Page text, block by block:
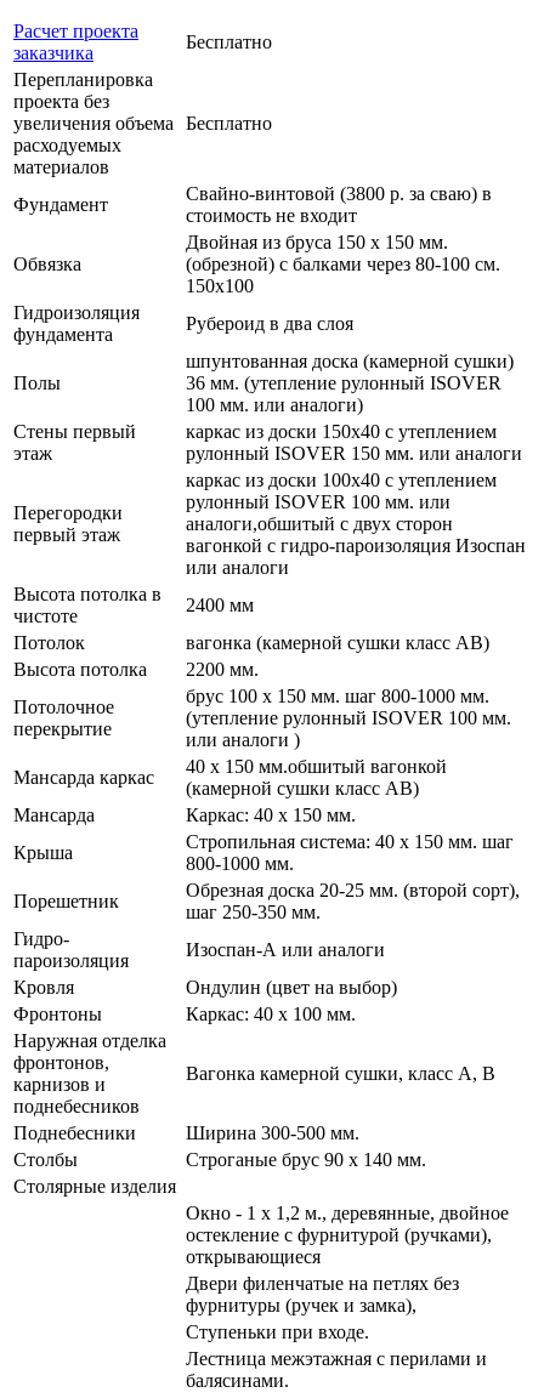
Расчет проекта
заказчика
Бесплатно
Перепланировка
проекта без
увеличения объема
расходуемых
материалов
Бесплатно
Фундамент
Свайно-винтовой (3800 р. за сваю) в
стоимость не входит
Обвязка
Двойная из бруса 150 х 150 мм.
(обрезной) с балками через 80-100 см.
150х100
Гидроизоляция
фундамента
Рубероид в два слоя
Полы
шпунтованная доска (камерной сушки)
36 мм. (утепление рулонный ISOVER
100 мм. или аналоги)
Стены первый
этаж
каркас из доски 150х40 с утеплением
рулонный ISOVER 150 мм. или аналоги
Перегородки
первый этаж
каркас из доски 100х40 с утеплением
рулонный ISOVER 100 мм. или
аналоги,обшитый с двух сторон
вагонкой с гидро-пароизоляция Изоспан
или аналоги
Высота потолка в
чистоте
2400 мм
Потолок
вагонка (камерной сушки класс АВ)
Высота потолка
2200 мм.
Потолочное
перекрытие
брус 100 х 150 мм. шаг 800-1000 мм.
(утепление рулонный ISOVER 100 мм.
или аналоги )
Мансарда каркас
40 х 150 мм.обшитый вагонкой
(камерной сушки класс АВ)
Мансарда
Каркас: 40 х 150 мм.
Крыша
Стропильная система: 40 х 150 мм. шаг
800-1000 мм.
Порешетник
Обрезная доска 20-25 мм. (второй сорт),
шаг 250-350 мм.
Гидро-
пароизоляция
Изоспан-А или аналоги
Кровля
Ондулин (цвет на выбор)
Фронтоны
Каркас: 40 х 100 мм.
Наружная отделка
фронтонов,
карнизов и
поднебесников
Вагонка камерной сушки, класс А, В
Поднебесники
Ширина 300-500 мм.
Столбы
Строганые брус 90 х 140 мм.
Столярные изделия
Окно - 1 х 1,2 м., деревянные, двойное
остекление с фурнитурой (ручками),
открывающиеся
Двери филенчатые на петлях без
фурнитуры (ручек и замка),
Ступеньки при входе.
Лестница межэтажная с перилами и
балясинами.